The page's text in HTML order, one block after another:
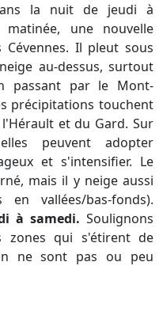
une nouvelle
Il pleut sous
au-dessus, surtout
passant par le Mont-
précipitations touchent
et du Gard. Sur
peuvent adopter
et s'intensifier. Le
mais il y neige aussi
vallées/bas-fonds).
à samedi. Soulignons
zones qui s'étirent de
ne sont pas ou peu